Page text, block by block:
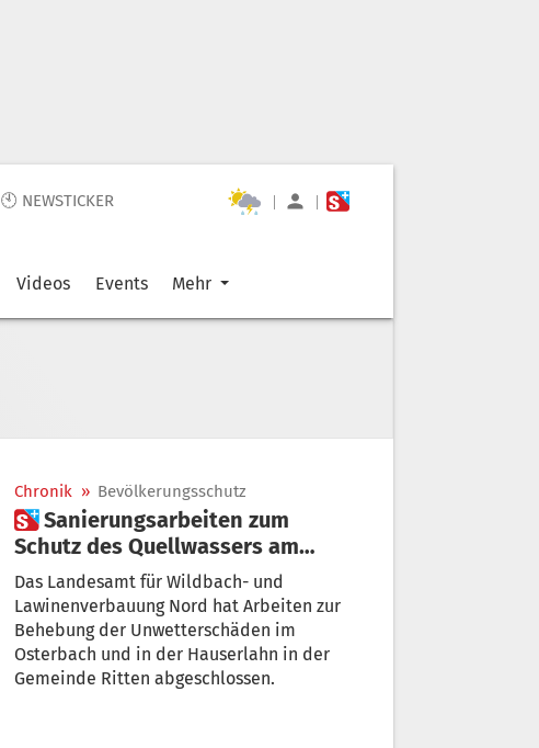
🕙 NEWSTICKER | |
Videos Events Mehr
Chronik » Bevölkerungsschutz
 Sanierungsarbeiten zum
Schutz des Quellwassers am
Ritten
Das Landesamt für Wildbach- und
Lawinenverbauung Nord hat Arbeiten zur
Behebung der Unwetterschäden im
Osterbach und in der Hauserlahn in der
Gemeinde Ritten abgeschlossen.